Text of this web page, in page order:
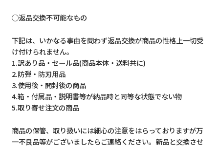
◯返品交換不可能なもの
下記は、いかなる事由を問わず返品交換が商品の性格上一切受
け付けられません。
1.訳あり品・セール品(商品本体・送料共に)
2.防弾・防刃用品
3.使用後・開封後の商品
4.箱・付属品・説明書等が納品時と同等な状態でない物
5.取り寄せ注文の商品
商品の保管、取り扱いには細心の注意をはらっておりますが万
一不良品等がございましたらご連絡ください。新品と交換させ